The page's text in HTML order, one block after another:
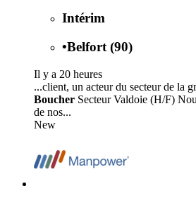
Intérim
•Belfort (90)
Il y a 20 heures
...client, un acteur du secteur de la
Boucher Secteur Valdoie (H/F)
de nos...
New